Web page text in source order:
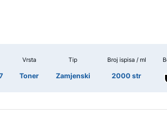
Vrsta
Toner
Tip
Zamjenski
Broj ispisa / ml
2000 str